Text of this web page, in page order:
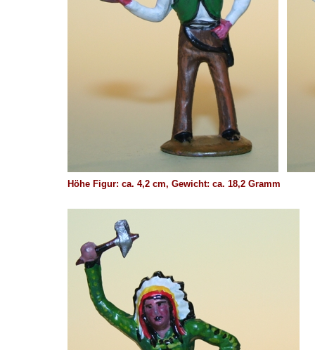
Höhe Figur: ca. 4,2 cm, Gewicht: ca. 18,2 Gramm